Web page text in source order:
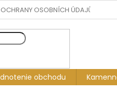
OSOBNÍCH ÚDAJŮ
obchodu